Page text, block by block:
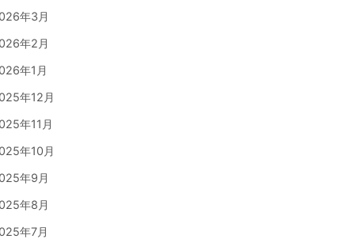
年3月
年2月
年1月
年12月
年11月
年10月
年9月
年8月
年7月